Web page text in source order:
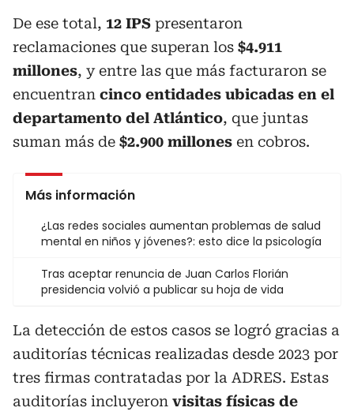
De ese total, 12 IPS presentaron
reclamaciones que superan los $4.911
millones, y entre las que más facturaron se
encuentran cinco entidades ubicadas en el
departamento del Atlántico, que juntas
suman más de $2.900 millones en cobros.
Más información
¿Las redes sociales aumentan problemas de salud
mental en niños y jóvenes?: esto dice la psicología
Tras aceptar renuncia de Juan Carlos Florián
presidencia volvió a publicar su hoja de vida
La detección de estos casos se logró gracias a
auditorías técnicas realizadas desde 2023 por
tres firmas contratadas por la ADRES. Estas
auditorías incluyeron visitas físicas de